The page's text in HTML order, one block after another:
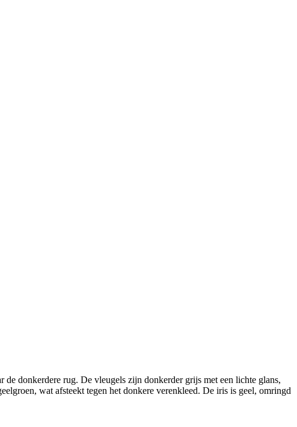
donkerdere rug. De vleugels zijn donkerder grijs met een lichte glans,
wat afsteekt tegen het donkere verenkleed. De iris is geel, omringd